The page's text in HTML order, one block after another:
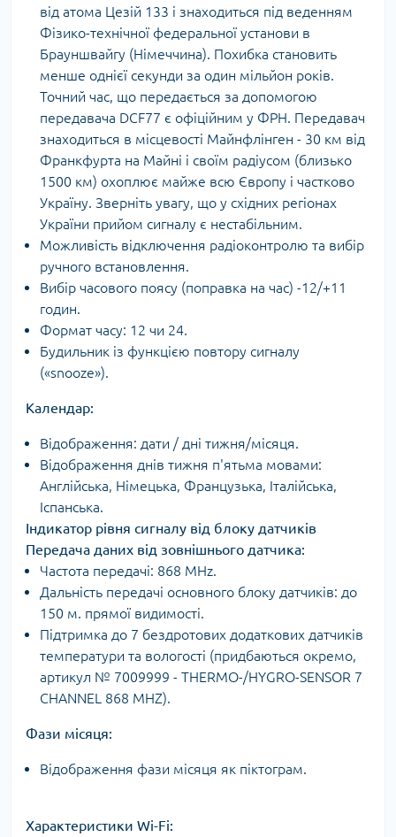
від атома Цезій 133 і знаходиться під веденням
Фізико-технічної федеральної установи в
Брауншвайгу (Німеччина). Похибка становить
менше однієї секунди за один мільйон років.
Точний час, що передається за допомогою
передавача DCF77 є офіційним у ФРН. Передавач
знаходиться в місцевості Майнфлінген - 30 км від
Франкфурта на Майні і своїм радіусом (близько
1500 км) охоплює майже всю Європу і частково
Україну. Зверніть увагу, що у східних регіонах
України прийом сигналу є нестабільним.
Можливість відключення радіоконтролю та вибір
ручного встановлення.
Вибір часового поясу (поправка на час) -12/+11
годин.
Формат часу: 12 чи 24.
Будильник із функцією повтору сигналу
(«snooze»).
Календар:
Відображення: дати / дні тижня/місяця.
Відображення днів тижня п'ятьма мовами:
Англійська, Німецька, Французька, Італійська,
Іспанська.
Індикатор рівня сигналу від блоку датчиків
Передача даних від зовнішнього датчика:
Частота передачі: 868 MHz.
Дальність передачі основного блоку датчиків: до
150 м. прямої видимості.
Підтримка до 7 бездротових додаткових датчиків
температури та вологості (придбаються окремо,
артикул № 7009999 - THERMO-/HYGRO-SENSOR 7
CHANNEL 868 MHZ).
Фази місяця:
Відображення фази місяця як піктограм.
Характеристики Wi-Fi: